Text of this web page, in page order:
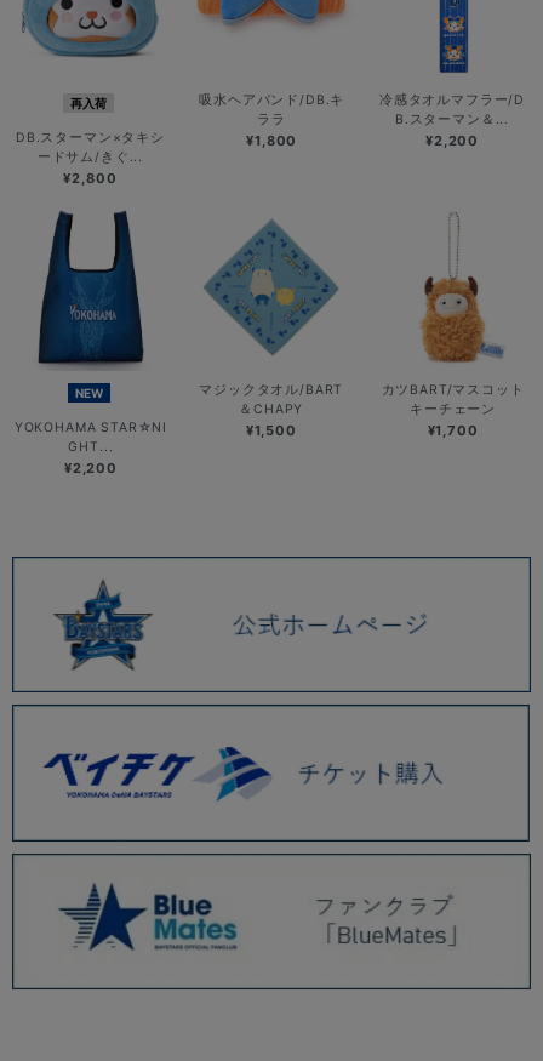
再入荷
DB.スターマン×タキシ
ードサム/きぐ...
¥2,800
吸水ヘアバンド/DB.キ
ララ
¥1,800
冷感タオルマフラー/D
B.スターマン＆...
¥2,200
NEW
YOKOHAMA STAR☆NI
GHT...
¥2,200
マジックタオル/BART
＆CHAPY
¥1,500
カツBART/マスコット
キーチェーン
¥1,700